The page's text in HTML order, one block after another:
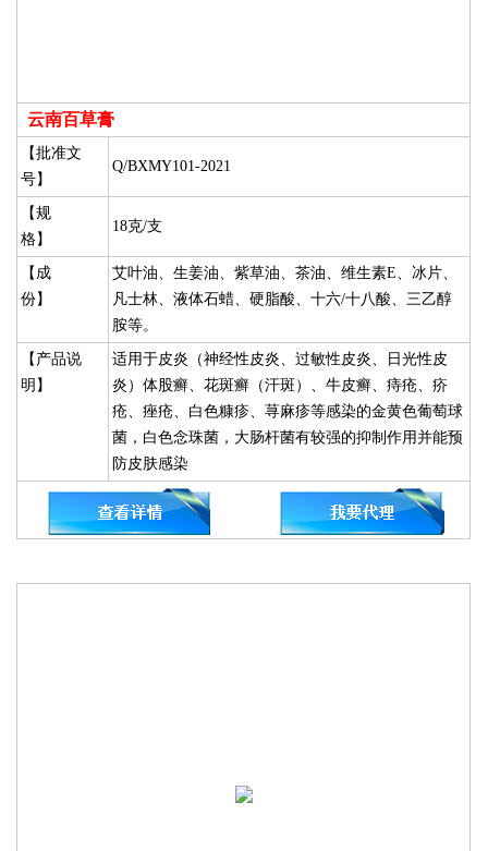
云南百草膏
【批准文
号】
Q/BXMY101-2021
【规
格】
18克/支
【成
份】
艾叶油、生姜油、紫草油、茶油、维生素E、冰片、
凡士林、液体石蜡、硬脂酸、十六/十八酸、三乙醇
胺等。
【产品说
明】
适用于皮炎（神经性皮炎、过敏性皮炎、日光性皮
炎）体股癣、花斑癣（汗斑）、牛皮癣、痔疮、疥
疮、痤疮、白色糠疹、荨麻疹等感染的金黄色葡萄球
菌，白色念珠菌，大肠杆菌有较强的抑制作用并能预
防皮肤感染